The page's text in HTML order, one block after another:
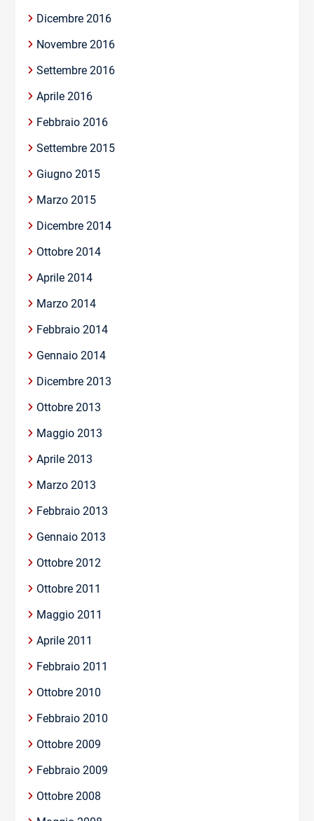
Dicembre 2016
Novembre 2016
Settembre 2016
Aprile 2016
Febbraio 2016
Settembre 2015
Giugno 2015
Marzo 2015
Dicembre 2014
Ottobre 2014
Aprile 2014
Marzo 2014
Febbraio 2014
Gennaio 2014
Dicembre 2013
Ottobre 2013
Maggio 2013
Aprile 2013
Marzo 2013
Febbraio 2013
Gennaio 2013
Ottobre 2012
Ottobre 2011
Maggio 2011
Aprile 2011
Febbraio 2011
Ottobre 2010
Febbraio 2010
Ottobre 2009
Febbraio 2009
Ottobre 2008